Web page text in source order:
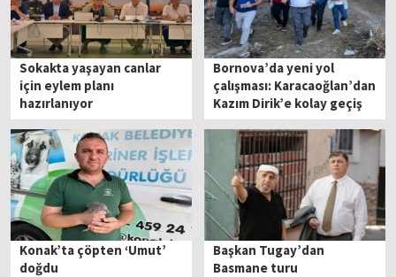
Sokakta yaşayan canlar
için eylem planı
hazırlanıyor
Bornova’da yeni yol
çalışması: Karacaoğlan’dan
Kazım Dirik’e kolay geçiş
Konak’ta çöpten ‘Umut’
doğdu
Başkan Tugay’dan
Basmane turu